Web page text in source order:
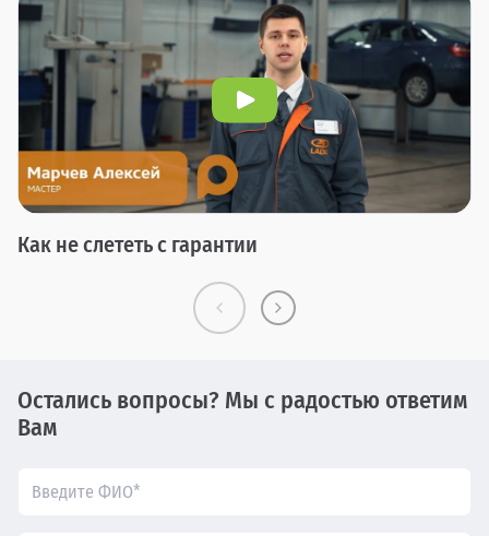
Как не слететь с гарантии
Остались вопросы? Мы с радостью ответим
Вам